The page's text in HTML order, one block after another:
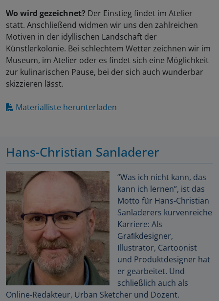
Wo wird gezeichnet? Der Einstieg findet im Atelier
statt. Anschließend widmen wir uns den zahlreichen
Motiven in der idyllischen Landschaft der
Künstlerkolonie. Bei schlechtem Wetter zeichnen wir im
Museum, im Atelier oder es findet sich eine Möglichkeit
zur kulinarischen Pause, bei der sich auch wunderbar
skizzieren lässt.
Materialliste herunterladen
Hans-Christian Sanladerer
“Was ich nicht kann, das
kann ich lernen”, ist das
Motto für Hans-Christian
Sanladerers kurvenreiche
Karriere: Als
Graﬁkdesigner,
Illustrator, Cartoonist
und Produktdesigner hat
er gearbeitet. Und
schließlich auch als
Online-Redakteur, Urban Sketcher und Dozent.